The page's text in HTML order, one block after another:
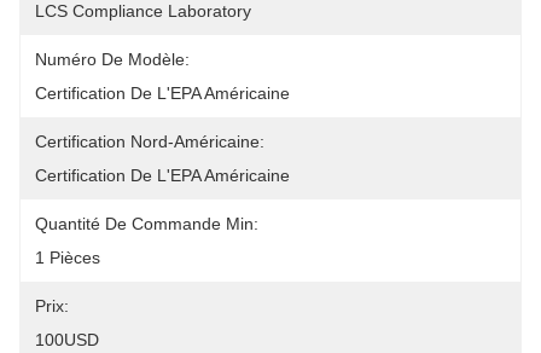
LCS Compliance Laboratory
Numéro De Modèle:
Certification De L'EPA Américaine
Certification Nord-Américaine:
Certification De L'EPA Américaine
Quantité De Commande Min:
1 Pièces
Prix:
100USD